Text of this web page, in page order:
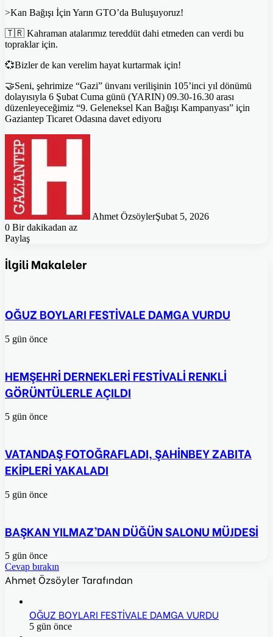
>Kan Bağışı İçin Yarın GTO’da Buluşuyoruz!
🇹🇷 Kahraman atalarımız tereddüt dahi etmeden can verdi bu
topraklar için.
💞Bizler de kan verelim hayat kurtarmak için!
🤝Seni, şehrimize “Gazi” ünvanı verilişinin 105’inci yıl dönümü
dolayısıyla 6 Şubat Cuma günü (YARIN) 09.30-16.30 arası
düzenleyeceğimiz “9. Geleneksel Kan Bağışı Kampanyası” için
Gaziantep Ticaret Odasına davet ediyoru
Ahmet ÖzsöylerŞubat 5, 2026
0 Bir dakikadan az
Paylaş
Posta
ile
İlgili Makaleler
OĞUZ BOYLARI FESTİVALE DAMGA VURDU
5 gün önce
HEMŞEHRİ DERNEKLERİ FESTİVALİ RENKLİ
GÖRÜNTÜLERLE AÇILDI
5 gün önce
VATANDAŞ FOTOĞRAFLADI, ŞAHİNBEY ZABITA
EKİPLERİ YAKALADI
5 gün önce
BAŞKAN YILMAZ’DAN DÜĞÜN SALONU MÜJDESİ
5 gün önce
Cevap bırakın
Ahmet Özsöyler Tarafından
OĞUZ BOYLARI FESTİVALE DAMGA VURDU
5 gün önce